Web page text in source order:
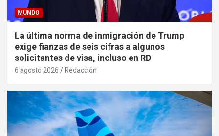
MUNDO
La última norma de inmigración de Trump
exige fianzas de seis cifras a algunos
solicitantes de visa, incluso en RD
6 agosto 2026 Redacción